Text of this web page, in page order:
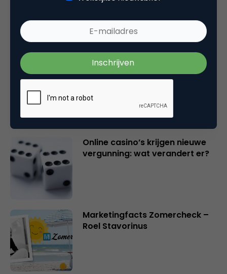
Marketingfacts Zomercheck –
Durk Bosma
Online casino’s krijgen nieuwe
vergunning: wat verandert er?
Marketingfacts Zomercheck –
Roel Stavorinus